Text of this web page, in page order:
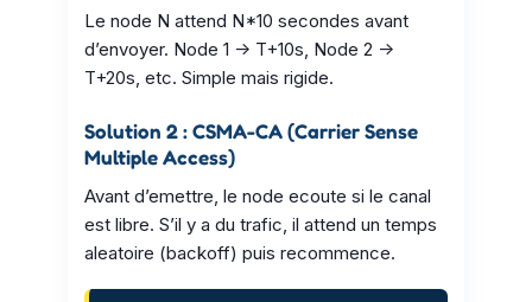
Le node N attend N*10 secondes avant
d’envoyer. Node 1 -> T+10s, Node 2 ->
T+20s, etc. Simple mais rigide.
Solution 2 : CSMA-CA (Carrier Sense
Multiple Access)
Avant d’emettre, le node ecoute si le canal
est libre. S’il y a du trafic, il attend un temps
aleatoire (backoff) puis recommence.